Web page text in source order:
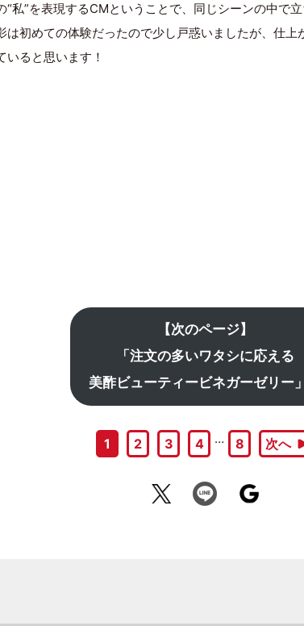
“私”を表現するCMということで、同じシーンの中で
は初めての体験だったので少し戸惑いましたが、仕上
いると思います！
【次のページ】
「注文の多いワタシに応える
美酢ビューティービネガーゼリー
1 2 3 4 … 8 次へ